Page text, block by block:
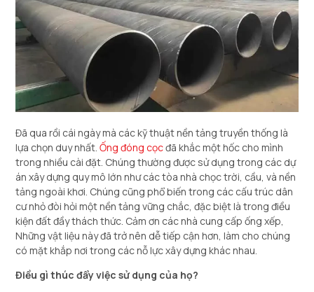
Đã qua rồi cái ngày mà các kỹ thuật nền tảng truyền thống là
lựa chọn duy nhất.Ống đóng cọcđã khắc một hốc cho mình
trong nhiều cài đặt. Chúng thường được sử dụng trong các dự
án xây dựng quy mô lớn như các tòa nhà chọc trời, cầu, và nền
tảng ngoài khơi. Chúng cũng phổ biến trong các cấu trúc dân
cư nhỏ đòi hỏi một nền tảng vững chắc, đặc biệt là trong điều
kiện đất đầy thách thức. Cảm ơn các nhà cung cấp ống xếp,
Những vật liệu này đã trở nên dễ tiếp cận hơn, làm cho chúng
có mặt khắp nơi trong các nỗ lực xây dựng khác nhau.
Điều gì thúc đẩy việc sử dụng của họ?